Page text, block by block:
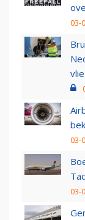
03-
03-
03-